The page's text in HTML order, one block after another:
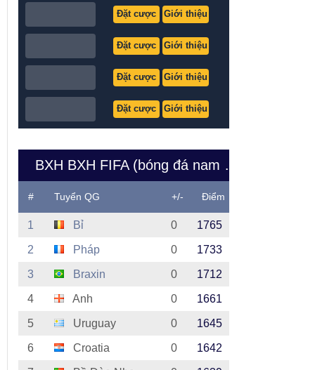
Đặt cược Giới thiệu
Đặt cược Giới thiệu
Đặt cược Giới thiệu
Đặt cược Giới thiệu
BXH BXH FIFA (bóng đá nam Việt Nam)
# Tuyển QG +/- Điểm
1 Bỉ 0 1765
2 Pháp 0 1733
3 Braxin 0 1712
4 Anh 0 1661
5 Uruguay 0 1645
6 Croatia 0 1642